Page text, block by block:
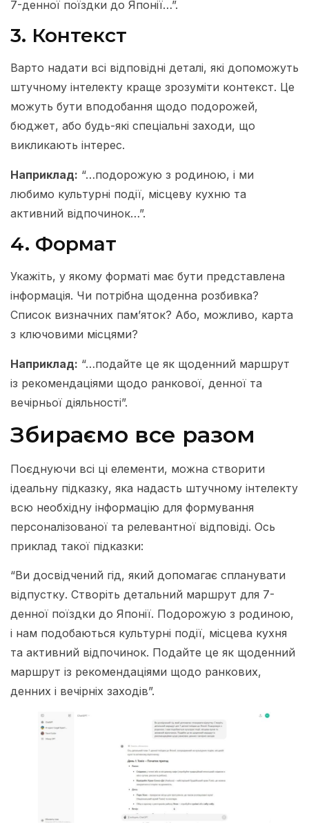
7-денної поїздки до Японії…”.
3. Контекст
Варто надати всі відповідні деталі, які допоможуть
штучному інтелекту краще зрозуміти контекст. Це
можуть бути вподобання щодо подорожей,
бюджет, або будь-які спеціальні заходи, що
викликають інтерес.
Наприклад: “…подорожую з родиною, і ми
любимо культурні події, місцеву кухню та
активний відпочинок…”.
4. Формат
Укажіть, у якому форматі має бути представлена
інформація. Чи потрібна щоденна розбивка?
Список визначних пам’яток? Або, можливо, карта
з ключовими місцями?
Наприклад: “…подайте це як щоденний маршрут
із рекомендаціями щодо ранкової, денної та
вечірньої діяльності”.
Збираємо все разом
Поєднуючи всі ці елементи, можна створити
ідеальну підказку, яка надасть штучному інтелекту
всю необхідну інформацію для формування
персоналізованої та релевантної відповіді. Ось
приклад такої підказки:
“Ви досвідчений гід, який допомагає спланувати
відпустку. Створіть детальний маршрут для 7-
денної поїздки до Японії. Подорожую з родиною,
і нам подобаються культурні події, місцева кухня
та активний відпочинок. Подайте це як щоденний
маршрут із рекомендаціями щодо ранкових,
денних і вечірніх заходів”.